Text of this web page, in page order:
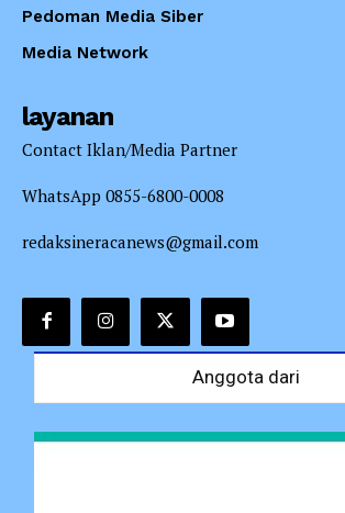
Pedoman Media Siber
Media Network
layanan
Contact Iklan/Media Partner
WhatsApp 0855-6800-0008
redaksineracanews@gmail.com
Anggota dari